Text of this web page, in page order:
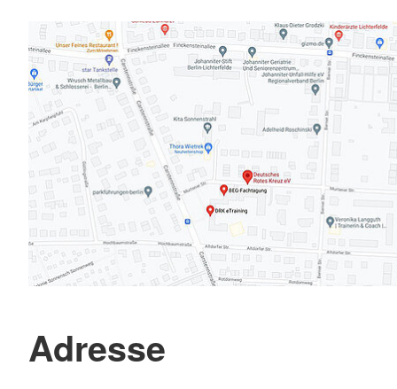
Adresse